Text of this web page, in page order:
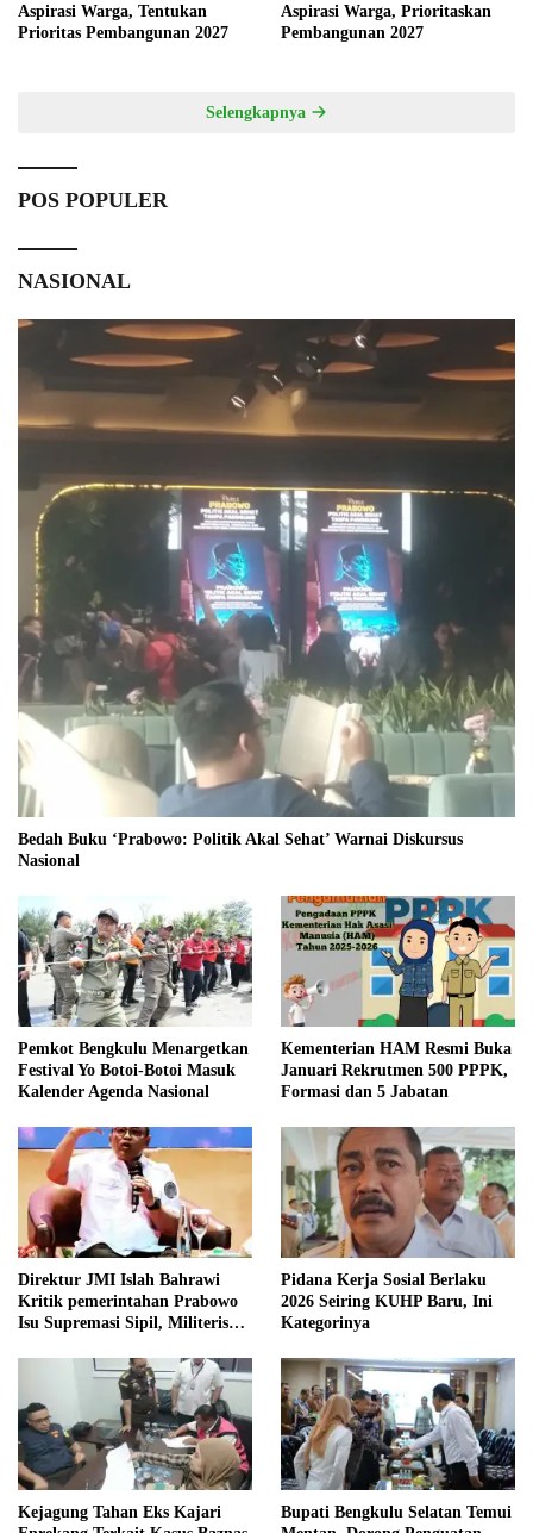
Aspirasi Warga, Tentukan
Prioritas Pembangunan 2027
Aspirasi Warga, Prioritaskan
Pembangunan 2027
Selengkapnya
POS POPULER
NASIONAL
Bedah Buku ‘Prabowo: Politik Akal Sehat’ Warnai Diskursus
Nasional
Pemkot Bengkulu Menargetkan
Festival Yo Botoi-Botoi Masuk
Kalender Agenda Nasional
Kementerian HAM Resmi Buka
Januari Rekrutmen 500 PPPK,
Formasi dan 5 Jabatan
Direktur JMI Islah Bahrawi
Kritik pemerintahan Prabowo
Isu Supremasi Sipil, Militerisasi,
Pidana Kerja Sosial Berlaku
2026 Seiring KUHP Baru, Ini
Kategorinya
Kejagung Tahan Eks Kajari
Bupati Bengkulu Selatan Temui